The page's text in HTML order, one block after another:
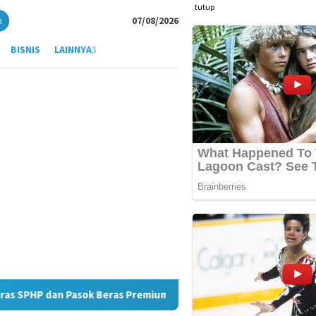
tutup
07/08/2026
BISNIS LAINNYA
Beras Premium ke Ritel Modern JMSI Medan